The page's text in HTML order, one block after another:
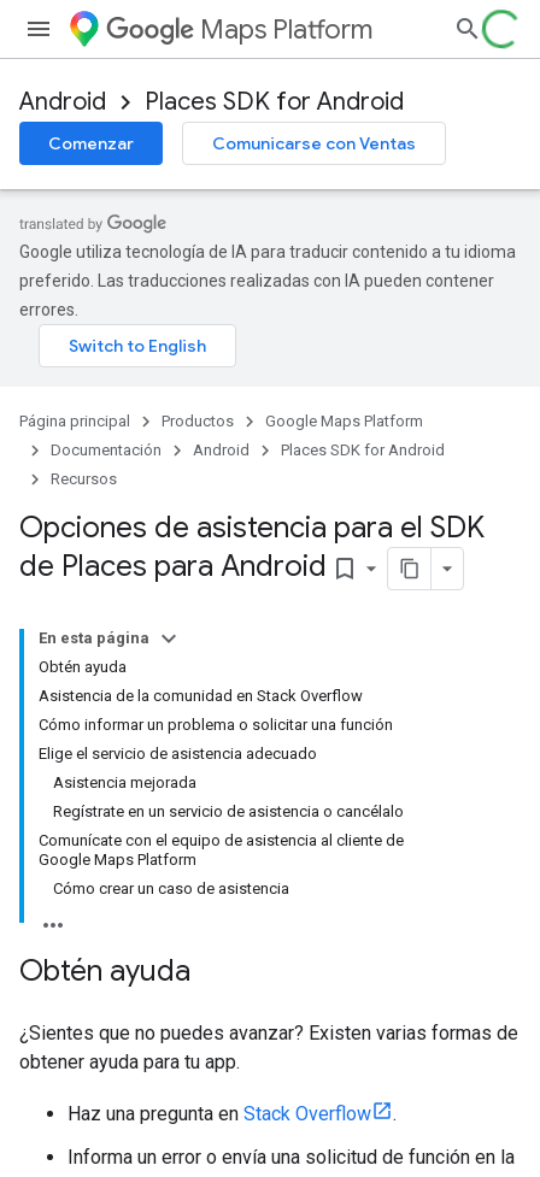
Maps Platform
Android Places SDK for Android
Comenzar Comunicarse con Ventas
Google utiliza tecnología de IA para traducir contenido a tu idioma
preferido. Las traducciones realizadas con IA pueden contener
errores.
Página principal Productos
Google Maps Platform
Documentación
Android
Places SDK for Android
Recursos
Opciones de asistencia para el SDK
de Places para Android bookmark_border
En esta página
Obtén ayuda
Asistencia de la comunidad en Stack Overflow
Cómo informar un problema o solicitar una función
Elige el servicio de asistencia adecuado
Asistencia mejorada
Regístrate en un servicio de asistencia o cancélalo
Comunícate con el equipo de asistencia al cliente de
Google Maps Platform
Cómo crear un caso de asistencia
Obtén ayuda
¿Sientes que no puedes avanzar? Existen varias formas de
obtener ayuda para tu app.
Haz una pregunta en Stack Overflow
.
Informa un error o envía una solicitud de función en la